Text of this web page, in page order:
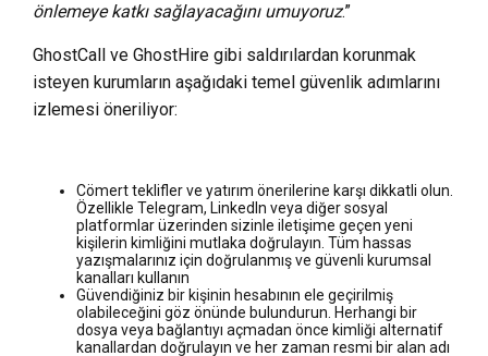
önlemeye katkı sağlayacağını umuyoruz.”
GhostCall ve GhostHire gibi saldırılardan korunmak
isteyen kurumların aşağıdaki temel güvenlik adımlarını
izlemesi öneriliyor:
Cömert teklifler ve yatırım önerilerine karşı dikkatli olun.
Özellikle Telegram, LinkedIn veya diğer sosyal
platformlar üzerinden sizinle iletişime geçen yeni
kişilerin kimliğini mutlaka doğrulayın. Tüm hassas
yazışmalarınız için doğrulanmış ve güvenli kurumsal
kanalları kullanın
Güvendiğiniz bir kişinin hesabının ele geçirilmiş
olabileceğini göz önünde bulundurun. Herhangi bir
dosya veya bağlantıyı açmadan önce kimliği alternatif
kanallardan doğrulayın ve her zaman resmi bir alan adı